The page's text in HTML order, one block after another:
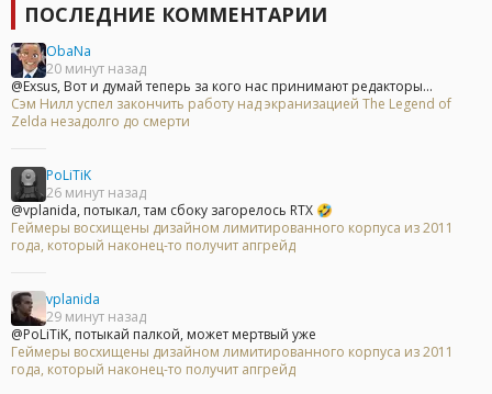
ПОСЛЕДНИЕ КОММЕНТАРИИ
ObaNa
20 минут назад
@Exsus, Вот и думай теперь за кого нас принимают редакторы...
Сэм Нилл успел закончить работу над экранизацией The Legend of
Zelda незадолго до смерти
PoLiTiK
26 минут назад
@vplanida, потыкал, там сбоку загорелось RTX 🤣
Геймеры восхищены дизайном лимитированного корпуса из 2011
года, который наконец-то получит апгрейд
vplanida
29 минут назад
@PoLiTiK, потыкай палкой, может мертвый уже
Геймеры восхищены дизайном лимитированного корпуса из 2011
года, который наконец-то получит апгрейд